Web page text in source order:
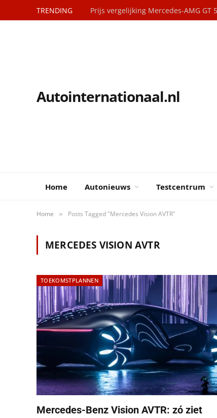
TRENDING Prijs vergelijking Mercedes-AMG GT
Autointernationaal.nl
Home Autonieuws Testcentrum
Home » Posts Tagged "Mercedes Vision AVTR"
MERCEDES VISION AVTR
TOEKOMSTPLANNEN
Mercedes-Benz Vision AVTR: zó ziet